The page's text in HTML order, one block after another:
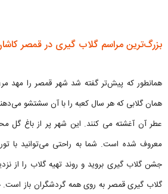
بزرگ‌ترین مراسم گلاب گیری در قمصر
همانطور که پیش‌تر گفته شد شهر قمصر را مهد
همان گلابی که هر سال کعبه را با آن سشتشو
عطر آن آغشته می کنند. این شهر پر از باغ گل
معروف شده است. شما به راحتی می‌توانید با
جشن گلاب گیری بروید و روند تهیه گلاب را از
گلاب گیری قمصر به روی همه گردشگران باز